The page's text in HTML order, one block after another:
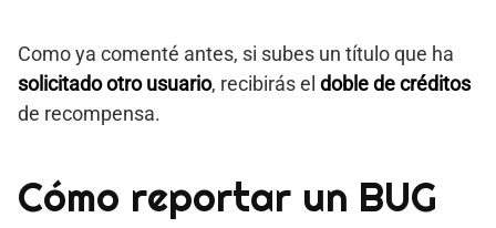
Como ya comenté antes, si subes un título que ha
solicitado otro usuario, recibirás el doble de créditos
de recompensa.
Cómo reportar un BUG